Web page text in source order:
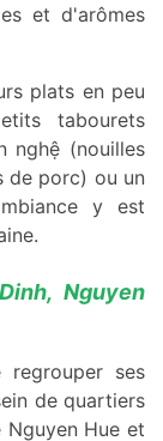
et d'arômes
plats en peu
tabourets
nghệ (nouilles
de porc) ou un
y est
Nguyen
ses
de quartiers
Nguyen Hue et